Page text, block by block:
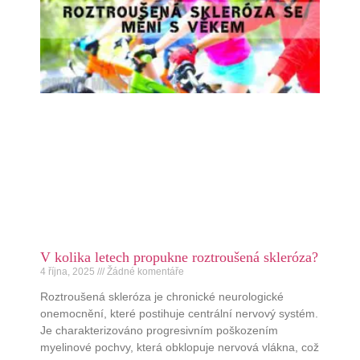
V kolika letech propukne roztroušená skleróza?
4 října, 2025 Žádné komentáře
Roztroušená skleróza je chronické neurologické
onemocnění, které postihuje centrální nervový systém.
Je charakterizováno progresivním poškozením
myelinové pochvy, která obklopuje nervová vlákna, což